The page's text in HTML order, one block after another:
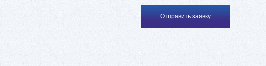
Отправить заявку